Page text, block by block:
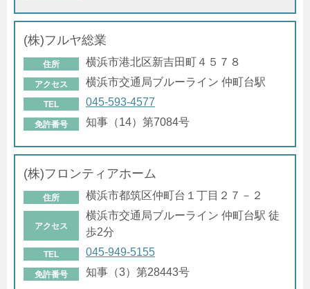
(株)フルヤ総業
住所 横浜市港北区新吉田町４５７８
アクセス 横浜市交通局ブルーライン 仲町台駅
TEL 045-593-4577
免許番号 知事（14）第7084号
(株)フロンティアホーム
住所 横浜市都筑区仲町台１丁目２７－２
アクセス
横浜市交通局ブルーライン 仲町台駅 徒
歩2分
TEL 045-949-5155
免許番号 知事（3）第28443号